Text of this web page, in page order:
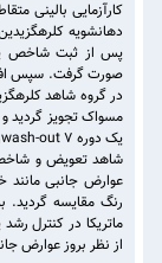
دهانشویه
صورت گرفت. سپس
مسواک تجویز گردید
شاهد تعویض و شاخص
عوارض جانبی
رنگ مقایسه گردید.
ماتریکا در کنترل
از نظر بروز عوارض